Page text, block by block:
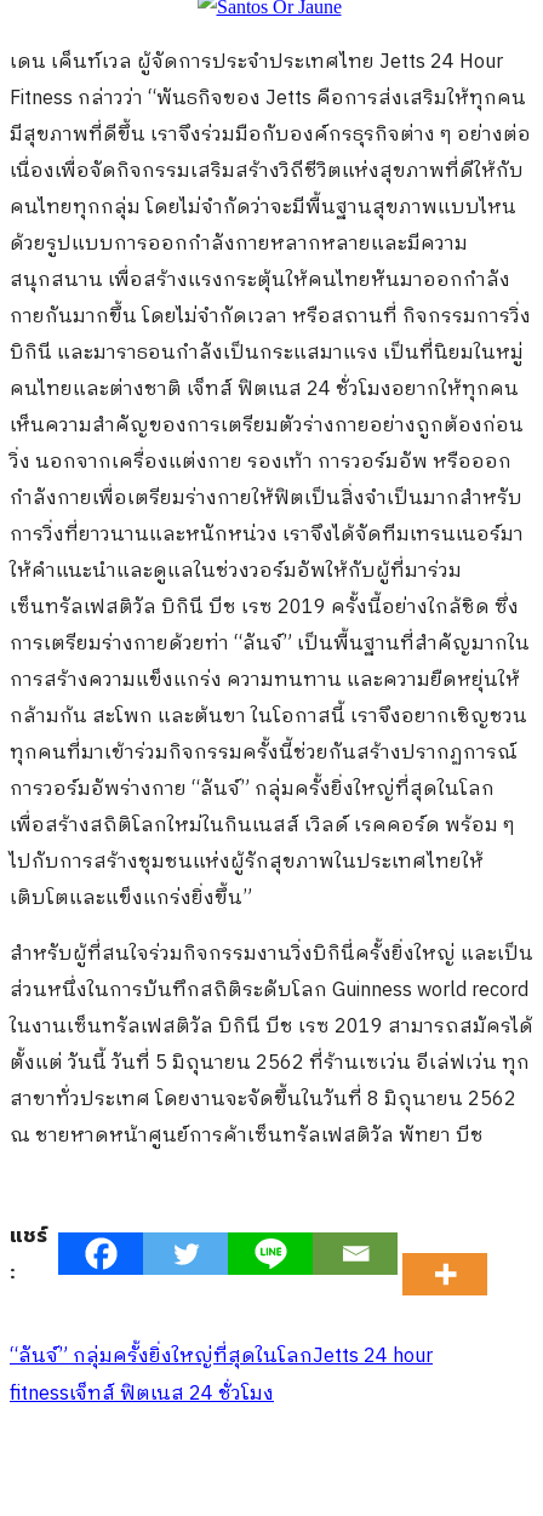
เดน เค็นท์เวล ผู้จัดการประจำประเทศไทย Jetts 24 Hour
Fitness กล่าวว่า “พันธกิจของ Jetts คือการส่งเสริมให้ทุกคน
มีสุขภาพที่ดีขึ้น เราจึงร่วมมือกับองค์กรธุรกิจต่าง ๆ อย่างต่อ
เนื่องเพื่อจัดกิจกรรมเสริมสร้างวิถีชีวิตแห่งสุขภาพที่ดีให้กับ
คนไทยทุกกลุ่ม โดยไม่จำกัดว่าจะมีพื้นฐานสุขภาพแบบไหน
ด้วยรูปแบบการออกกำลังกายหลากหลายและมีความ
สนุกสนาน เพื่อสร้างแรงกระตุ้นให้คนไทยหันมาออกกำลัง
กายกันมากขึ้น โดยไม่จำกัดเวลา หรือสถานที่ กิจกรรมการวิ่ง
บิกินี และมาราธอนกำลังเป็นกระแสมาแรง เป็นที่นิยมในหมู่
คนไทยและต่างชาติ เจ็ทส์ ฟิตเนส 24ชั่วโมงอยากให้ทุกคน
เห็นความสำคัญของการเตรียมตัวร่างกายอย่างถูกต้องก่อน
วิ่ง นอกจากเครื่องแต่งกาย รองเท้า การวอร์มอัพ หรือออก
กำลังกายเพื่อเตรียมร่างกายให้ฟิตเป็นสิ่งจำเป็นมากสำหรับ
การวิ่งที่ยาวนานและหนักหน่วง เราจึงได้จัดทีมเทรนเนอร์มา
ให้คำแนะนำและดูแลในช่วงวอร์มอัพให้กับผู้ที่มาร่วม
เซ็นทรัลเฟสติวัล บิกินี บีช เรซ 2019 ครั้งนี้อย่างใกล้ชิด ซึ่ง
การเตรียมร่างกายด้วยท่า “ลันจ์” เป็นพื้นฐานที่สำคัญมากใน
การสร้างความแข็งแกร่ง ความทนทาน และความยืดหยุ่นให้
กล้ามก้น สะโพก และต้นขา ในโอกาสนี้ เราจึงอยากเชิญชวน
ทุกคนที่มาเข้าร่วมกิจกรรมครั้งนี้ช่วยกันสร้างปรากฏการณ์
การวอร์มอัพร่างกาย “ลันจ์” กลุ่มครั้งยิ่งใหญ่ที่สุดในโลก
เพื่อสร้างสถิติโลกใหม่ในกินเนสส์ เวิลด์ เรคคอร์ด พร้อม ๆ
ไปกับการสร้างชุมชนแห่งผู้รักสุขภาพในประเทศไทยให้
เติบโตและแข็งแกร่งยิ่งขึ้น”
สำหรับผู้ที่สนใจร่วมกิจกรรมงานวิ่งบิกินี่ครั้งยิ่งใหญ่ และเป็น
ส่วนหนึ่งในการบันทึกสถิติระดับโลก Guinness world record
ในงานเซ็นทรัลเฟสติวัล บิกินี บีช เรซ 2019 สามารถสมัครได้
ตั้งแต่ วันนี้ วันที่ 5มิถุนายน 2562 ที่ร้านเซเว่น อีเล่ฟเว่น ทุก
สาขาทั่วประเทศ โดยงานจะจัดขึ้นในวันที่ 8 มิถุนายน 2562
ณ ชายหาดหน้าศูนย์การค้าเซ็นทรัลเฟสติวัล พัทยา บีช
แชร์
:
“ลันจ์” กลุ่มครั้งยิ่งใหญ่ที่สุดในโลกJetts 24 hour
fitnessเจ็ทส์ ฟิตเนส 24 ชั่วโมง